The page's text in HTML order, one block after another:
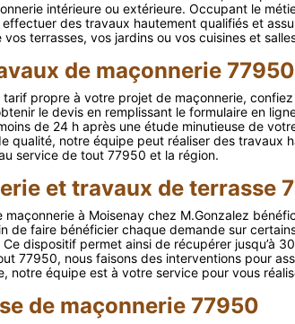
intérieure ou extérieure. Occupant le
des travaux hautement qualifiés et
vos terrasses, vos jardins ou vos cuisines et
de maçonnerie 77950
tarif propre à votre projet de maçonnerie,
le devis en remplissant le formulaire en
de 24 h après une étude minutieuse de
qualité, notre équipe peut réaliser des travaux
service de tout 77950 et la région.
et travaux de terrasse
maçonnerie à Moisenay chez M.Gonzalez
de faire bénéficier chaque demande sur
dispositif permet ainsi de récupérer jusqu’à
77950, nous faisons des interventions pour
notre équipe est à votre service pour vous
de maçonnerie 77950